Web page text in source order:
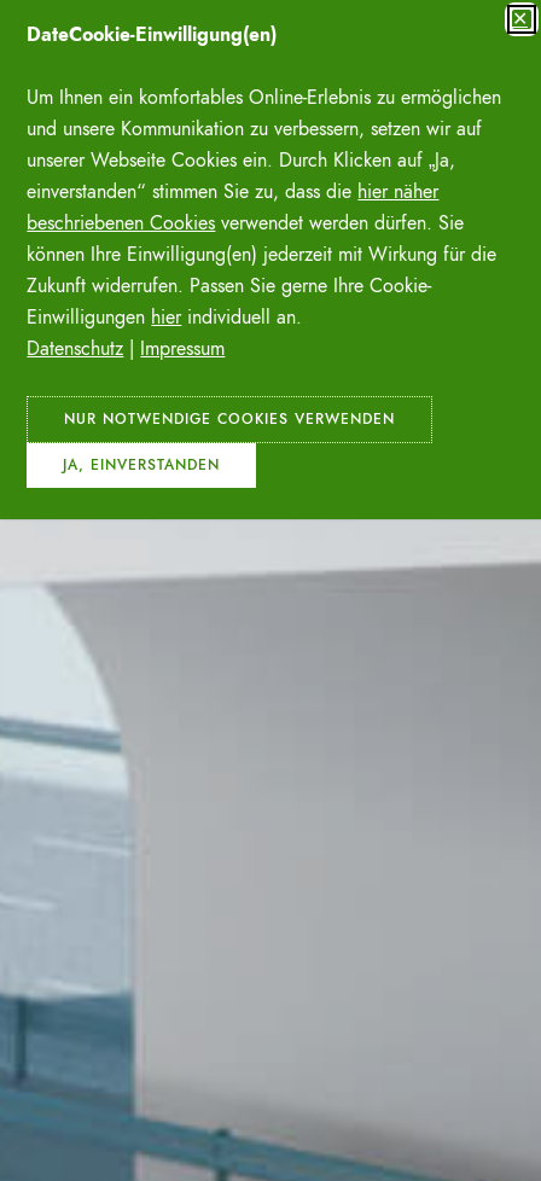
Inhalt
✕
DateCookie-Einwilligung(en)
Um Ihnen ein komfortables Online-Erlebnis zu ermöglichen
und unsere Kommunikation zu verbessern, setzen wir auf
unserer Webseite Cookies ein. Durch Klicken auf „Ja,
einverstanden“ stimmen Sie zu, dass die hier näher
beschriebenen Cookies verwendet werden dürfen. Sie
können Ihre Einwilligung(en) jederzeit mit Wirkung für die
Zukunft widerrufen. Passen Sie gerne Ihre Cookie-
Einwilligungen hierindividuell an.
Datenschutz
Impressum